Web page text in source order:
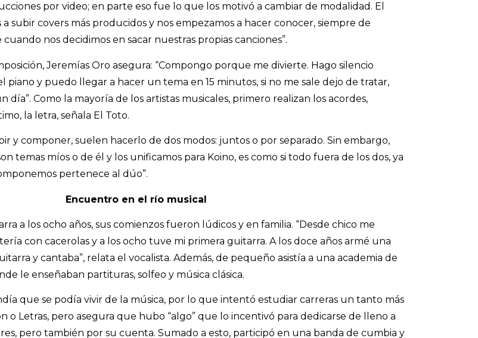
por video; en parte eso fue lo que los motivó a cambiar de modalidad. El
a subir covers más producidos y nos empezamos a hacer conocer, siempre de
nos decidimos en sacar nuestras propias canciones”.
Jeremías Oro asegura: “Compongo porque me divierte. Hago silencio
piano y puedo llegar a hacer un tema en 15 minutos, si no me sale dejo de tratar,
día”. Como la mayoría de los artistas musicales, primero realizan los acordes,
la letra, señala El Toto.
y componer, suelen hacerlo de dos modos: juntos o por separado. Sin embargo,
temas míos o de él y los unificamos para Koino, es como si todo fuera de los dos, ya
pertenece al dúo”.
Encuentro en el río musical
a los ocho años, sus comienzos fueron lúdicos y en familia. “Desde chico me
con cacerolas y a los ocho tuve mi primera guitarra. A los doce años armé una
y cantaba”, relata el vocalista. Además, de pequeño asistía a una academia de
le enseñaban partituras, solfeo y música clásica.
que se podía vivir de la música, por lo que intentó estudiar carreras un tanto más
o Letras, pero asegura que hubo “algo” que lo incentivó para dedicarse de lleno a
pero también por su cuenta. Sumado a esto, participó en una banda de cumbia y